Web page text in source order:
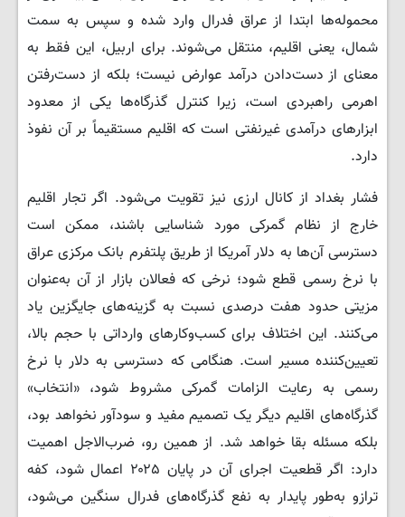
محموله‌ها ابتدا از عراق فدرال وارد شده و سپس به سمت
شمال، یعنی اقلیم، منتقل می‌شوند. برای اربیل، این فقط به
معنای از دست‌دادن درآمد عوارض نیست؛ بلکه از دست‌رفتن
اهرمی راهبردی است، زیرا کنترل گذرگاه‌ها یکی از معدود
ابزارهای درآمدی غیرنفتی است که اقلیم مستقیماً بر آن نفوذ
دارد.
فشار بغداد از کانال ارزی نیز تقویت می‌شود. اگر تجار اقلیم
خارج از نظام گمرکی مورد شناسایی باشند، ممکن است
دسترسی آن‌ها به دلار آمریکا از طریق پلتفرم بانک مرکزی عراق
با نرخ رسمی قطع شود؛ نرخی که فعالان بازار از آن به‌عنوان
مزیتی حدود هفت درصدی نسبت به گزینه‌های جایگزین یاد
می‌کنند. این اختلاف برای کسب‌وکارهای وارداتی با حجم بالا،
تعیین‌کننده مسیر است. هنگامی که دسترسی به دلار با نرخ
رسمی به رعایت الزامات گمرکی مشروط شود، «انتخاب»
گذرگاه‌های اقلیم دیگر یک تصمیم مفید و سودآور نخواهد بود،
بلکه مسئله بقا خواهد شد. از همین رو، ضرب‌الاجل اهمیت
دارد: اگر قطعیت اجرای آن در پایان ۲۰۲۵ اعمال شود، کفه
ترازو به‌طور پایدار به نفع گذرگاه‌های فدرال سنگین می‌شود،